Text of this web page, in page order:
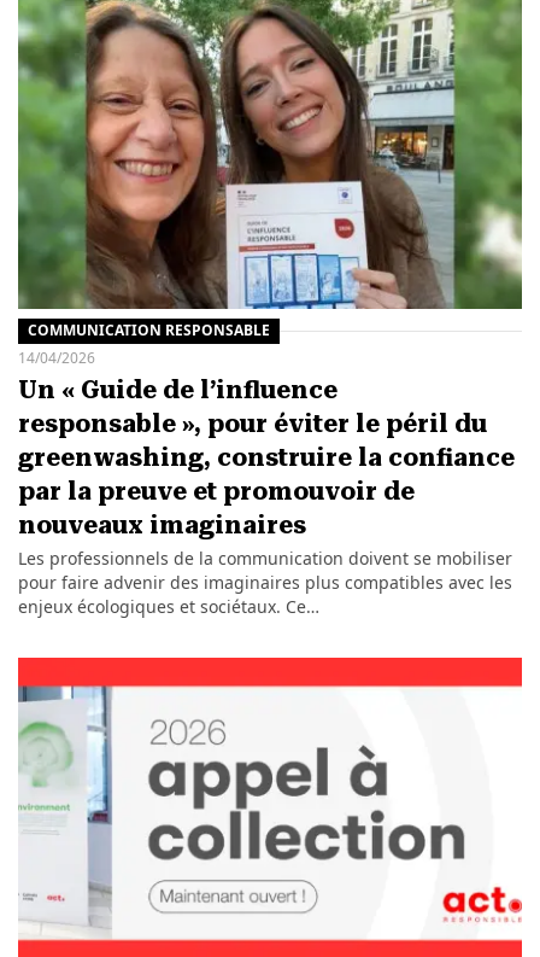
COMMUNICATION RESPONSABLE
14/04/2026
Un « Guide de l’influence
responsable », pour éviter le péril du
greenwashing, construire la confiance
par la preuve et promouvoir de
nouveaux imaginaires
Les professionnels de la communication doivent se mobiliser
pour faire advenir des imaginaires plus compatibles avec les
enjeux écologiques et sociétaux. Ce…